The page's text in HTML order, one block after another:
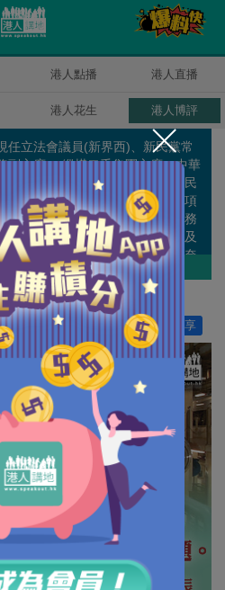
港人點播 港人直播
港人花生 港人博評
任立法會議員(新界西)、新民黨常
副主席、 縱橫二千集團主席、中華
人民共和國第十一及十二屆全國人民
代表大會 (港區代表)，過去曾任多項
府公職，包括語文教育及研究常務
員會（語常會）常務委員會主席及
員再培訓局主席。畢業於美國康奈
爾大學電子工程系，並於哈佛大學取
工商管理碩士學位。
作者其他博評
增更多法律例外情况
分享
讚好 0